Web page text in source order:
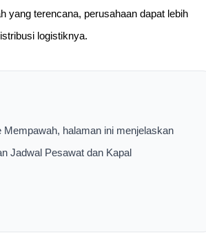
yang terencana, perusahaan dapat lebih
logistiknya.
halaman ini menjelaskan
Jadwal Pesawat dan Kapal